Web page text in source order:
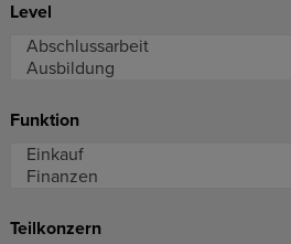
Level
Funktion
Teilkonzern